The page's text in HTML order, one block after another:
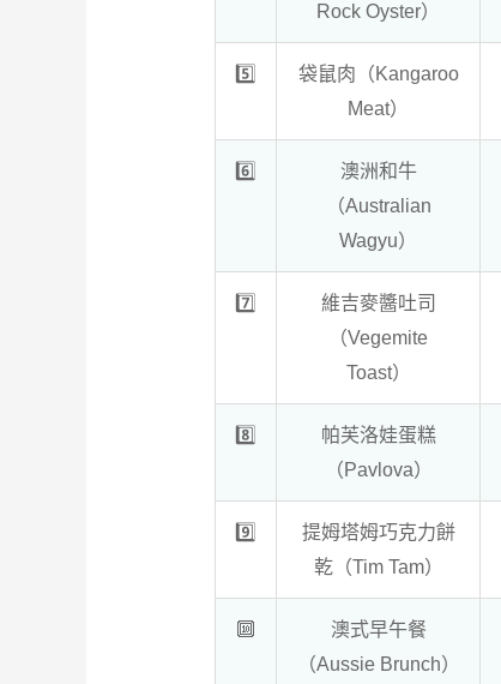
Rock Oyster）
5️⃣
袋鼠肉（Kangaroo
Meat）
6️⃣
澳洲和牛
（Australian
Wagyu）
7️⃣
維吉麥醬吐司
（Vegemite
Toast）
8️⃣
帕芙洛娃蛋糕
（Pavlova）
9️⃣
提姆塔姆巧克力餅
乾（Tim Tam）
🔟
澳式早午餐
（Aussie Brunch）